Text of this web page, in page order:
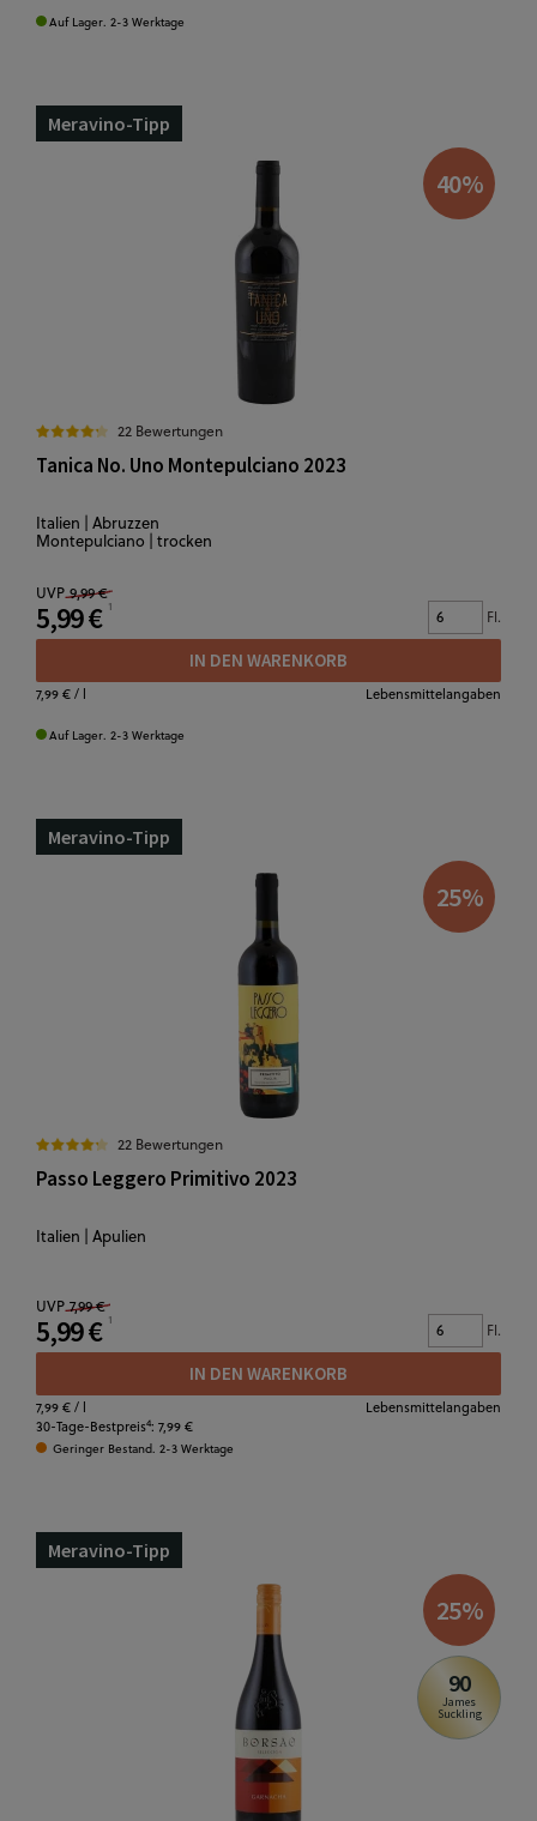
Auf Lager. 2-3 Werktage
Meravino-Tipp
40%
22 Bewertungen
Tanica No. Uno Montepulciano 2023
Italien | Abruzzen
Montepulciano | trocken
UVP 9,99 €
5,99 € Fl.
IN DEN WARENKORB
7,99 €/ l Lebensmittelangaben
Auf Lager. 2-3 Werktage
Meravino-Tipp
25%
22 Bewertungen
Passo Leggero Primitivo 2023
Italien | Apulien
UVP 7,99 €
5,99 € Fl.
IN DEN WARENKORB
7,99 €/ l
Lebensmittelangaben
30-Tage-Bestpreis4: 7,99 €
Geringer Bestand. 2-3 Werktage
Meravino-Tipp
25%
90
James
Suckling